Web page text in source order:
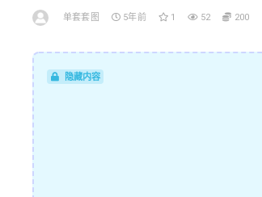
单套套图 5年前 1 52 200
隐藏内容